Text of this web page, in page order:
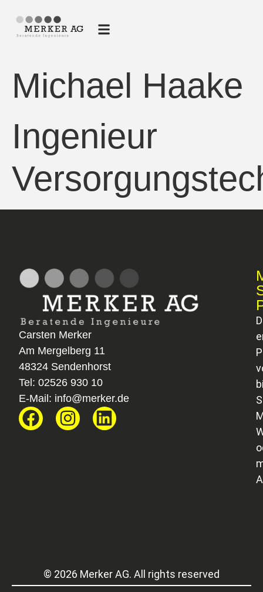
Michael Haake
Ingenieur
Carsten Merker
Am Mergelberg 11
48324 Sendenhorst
Tel:02526 930 10
E-Mail: info@merker.de
© 2026 Merker AG. All rights reserved